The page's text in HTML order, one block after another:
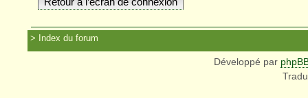
Index du forum
Développé par